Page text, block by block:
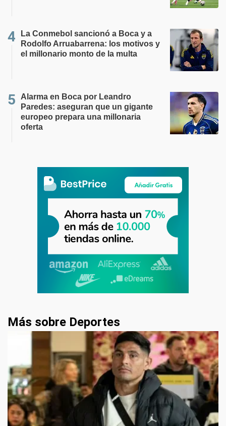
La Conmebol sancionó a Boca y a
Rodolfo Arruabarrena: los motivos y
el millonario monto de la multa
Alarma en Boca por Leandro
Paredes: aseguran que un gigante
europeo prepara una millonaria
oferta
Más sobre Deportes